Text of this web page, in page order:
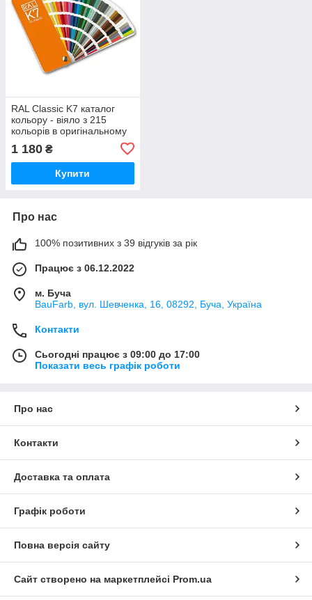
RAL Classic K7 каталог
кольору - віяло з 215
кольорів в оригінальному
1 180 ₴
Купити
Про нас
100% позитивних з 39 відгуків за рік
Працює з 06.12.2022
м. Буча
BauFarb, вул. Шевченка, 16, 08292, Буча, Україна
Контакти
Сьогодні працює з 09:00 до 17:00
Показати весь графік роботи
Про нас
Контакти
Доставка та оплата
Графік роботи
Повна версія сайту
Сайт створено на маркетплейсі Prom.ua